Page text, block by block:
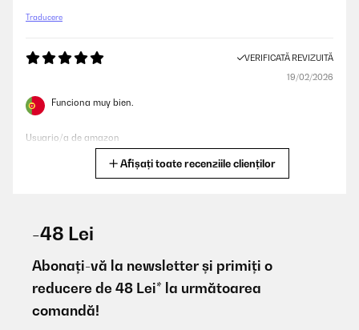
Traducere
VERIFICATĂ REVIZUITĂ
19/02/2026
Funciona muy bien.
Usuario/a de amazon
Amazon-gebruiker
Traducere
Afișați toate recenziile clienților
-48 Lei
Abonați-vă la newsletter și primiți o
reducere de 48 Lei* la următoarea
comandă!